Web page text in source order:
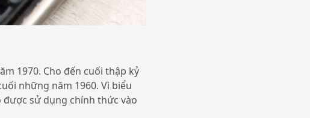
1970. Cho đến cuối thập kỷ
những năm 1960. Vì biểu
được sử dụng chính thức vào